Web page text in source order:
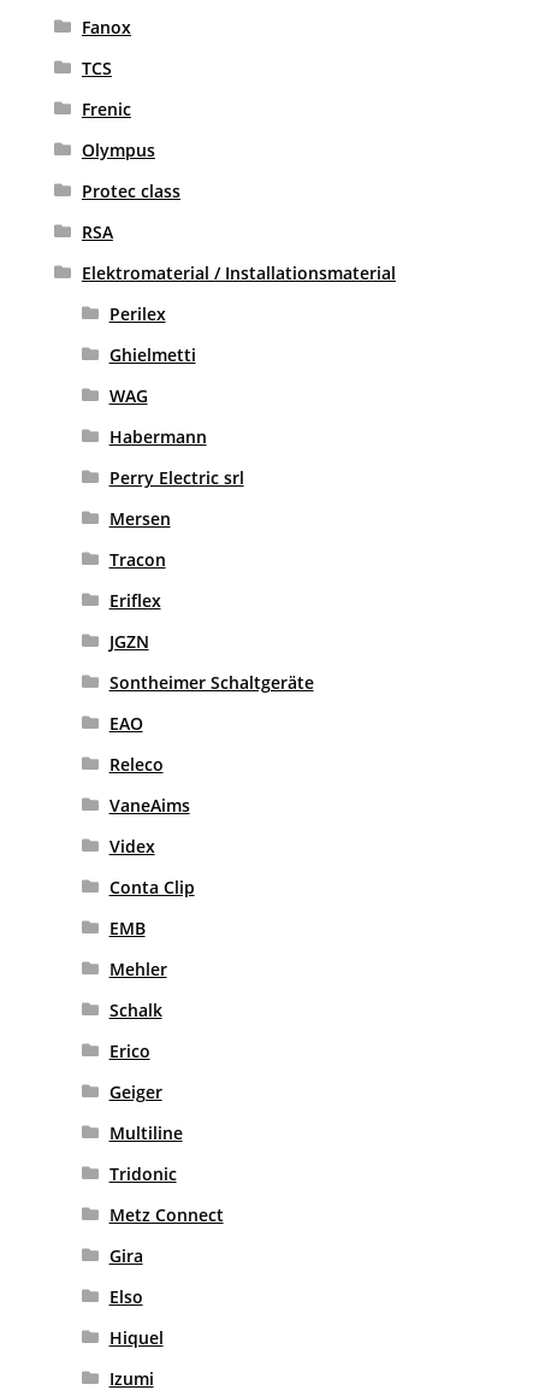
Fanox
TCS
Frenic
Olympus
Protec class
RSA
Elektromaterial / Installationsmaterial
Perilex
Ghielmetti
WAG
Habermann
Perry Electric srl
Mersen
Tracon
Eriflex
JGZN
Sontheimer Schaltgeräte
EAO
Releco
VaneAims
Videx
Conta Clip
EMB
Mehler
Schalk
Erico
Geiger
Multiline
Tridonic
Metz Connect
Gira
Elso
Hiquel
Izumi